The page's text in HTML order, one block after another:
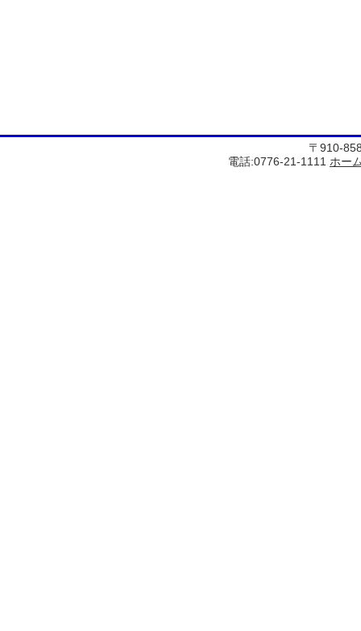
〒910-
電話:0776-21-1111 ホー